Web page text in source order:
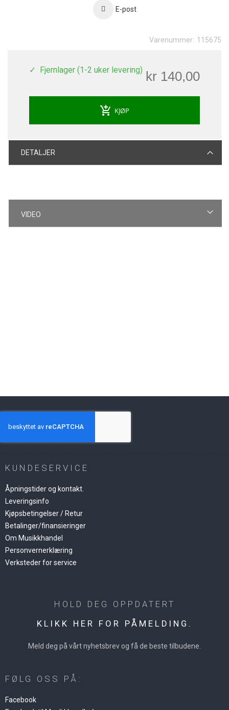
E-post
Varenummer: 115675
kr 140,00
Fjernlager (1-2 uker levering)
add_shopping_cart KJØP
DETALJER
VIDEO
KUNDESERVICE
Åpningstider og kontakt.
Leveringsinfo
Kjøpsbetingelser / Retur
Betalinger/finansieringer
Om Musikkhandel
Personvernerklæring
Verksteder for service
HOLD DEG OPPDATERT
KLIKK HER FOR PÅMELDING.
Meld deg på vårt nyhetsbrev og få de beste tilbudene.
FØLG OSS PÅ:
Facebook